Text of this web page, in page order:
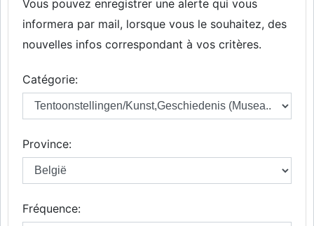
Vous pouvez enregistrer une alerte qui vous
informera par mail, lorsque vous le souhaitez, des
nouvelles infos correspondant à vos critères.
Catégorie:
Province:
Fréquence: